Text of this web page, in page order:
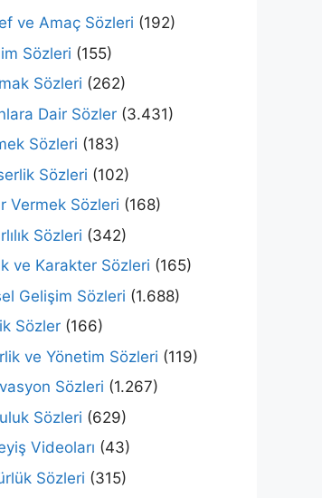
ve Amaç Sözleri (192)
Sözleri (155)
Sözleri (262)
Dair Sözler (3.431)
Sözleri (183)
Sözleri (102)
Vermek Sözleri (168)
Sözleri (342)
ve Karakter Sözleri (165)
Gelişim Sözleri (1.688)
Sözler (166)
ve Yönetim Sözleri (119)
Sözleri (1.267)
Sözleri (629)
Videoları (43)
Sözleri (315)